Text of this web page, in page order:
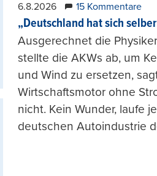
6.8.2026 15 Kommentare
„Deutschland hat sich
Ausgerechnet die
stellte die AKWs ab, um
und Wind zu ersetzen,
Wirtschaftsmotor ohne
nicht. Kein Wunder, laufe
deutschen Autoindustrie